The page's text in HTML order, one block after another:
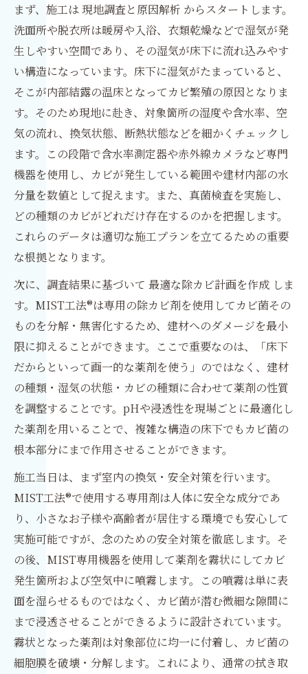
まず、施工は 現地調査と原因解析 からスタートします。
洗面所や脱衣所は暖房や入浴、衣類乾燥などで湿気が発
生しやすい空間であり、その湿気が床下に流れ込みやす
い構造になっています。床下に湿気がたまっていると、
そこが内部結露の温床となってカビ繁殖の原因となりま
す。そのため現地に赴き、対象箇所の湿度や含水率、空
気の流れ、換気状態、断熱状態などを細かくチェックし
ます。この段階で含水率測定器や赤外線カメラなど専門
機器を使用し、カビが発生している範囲や建材内部の水
分量を数値として捉えます。また、真菌検査を実施し、
どの種類のカビがどれだけ存在するのかを把握します。
これらのデータは適切な施工プランを立てるための重要
な根拠となります。
次に、調査結果に基づいて 最適な除カビ計画を作成 しま
す。MIST工法®は専用の除カビ剤を使用してカビ菌その
ものを分解・無害化するため、建材へのダメージを最小
限に抑えることができます。ここで重要なのは、「床下
だからといって画一的な薬剤を使う」のではなく、建材
の種類・湿気の状態・カビの種類に合わせて薬剤の性質
を調整することです。pHや浸透性を現場ごとに最適化し
た薬剤を用いることで、複雑な構造の床下でもカビ菌の
根本部分にまで作用させることができます。
施工当日は、まず室内の換気・安全対策を行います。
MIST工法®で使用する専用剤は人体に安全な成分であ
り、小さなお子様や高齢者が居住する環境でも安心して
実施可能ですが、念のための安全対策を徹底します。そ
の後、MIST専用機器を使用して薬剤を霧状にしてカビ
発生箇所および空気中に噴霧します。この噴霧は単に表
面を湿らせるものではなく、カビ菌が潜む微細な隙間に
まで浸透させることができるように設計されています。
霧状となった薬剤は対象部位に均一に付着し、カビ菌の
細胞膜を破壊・分解します。これにより、通常の拭き取